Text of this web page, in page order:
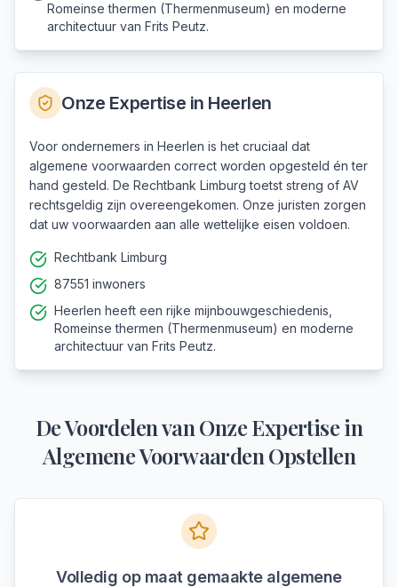
Romeinse thermen (Thermenmuseum) en moderne
architectuur van Frits Peutz.
Onze Expertise in Heerlen
Voor ondernemers in Heerlen is het cruciaal dat
algemene voorwaarden correct worden opgesteld én ter
hand gesteld. De Rechtbank Limburg toetst streng of AV
rechtsgeldig zijn overeengekomen. Onze juristen zorgen
dat uw voorwaarden aan alle wettelijke eisen voldoen.
Rechtbank Limburg
87551 inwoners
Heerlen heeft een rijke mijnbouwgeschiedenis,
Romeinse thermen (Thermenmuseum) en moderne
architectuur van Frits Peutz.
De Voordelen van Onze Expertise in
Algemene Voorwaarden Opstellen
Volledig op maat gemaakte algemene